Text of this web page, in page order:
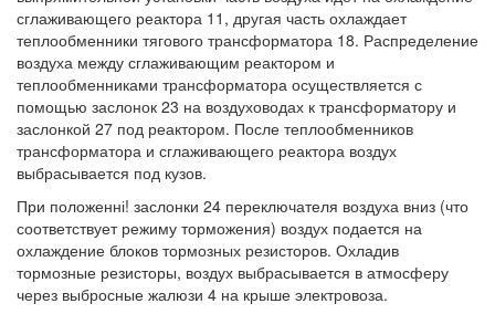
сглаживающего реактора 11, другая часть охлаждает
теплообменники тягового трансформатора 18. Распределение
воздуха между сглаживающим реактором и
теплообменниками трансформатора осуществляется с
помощью заслонок 23 на воздуховодах к трансформатору и
заслонкой 27 под реактором. После теплообменников
трансформатора и сглаживающего реактора воздух
выбрасывается под кузов.
При положенні! заслонки 24 переключателя воздуха вниз (что
соответствует режиму торможения) воздух подается на
охлаждение блоков тормозных резисторов. Охладив
тормозные резисторы, воздух выбрасывается в атмосферу
через выбросные жалюзи 4 на крыше электровоза.